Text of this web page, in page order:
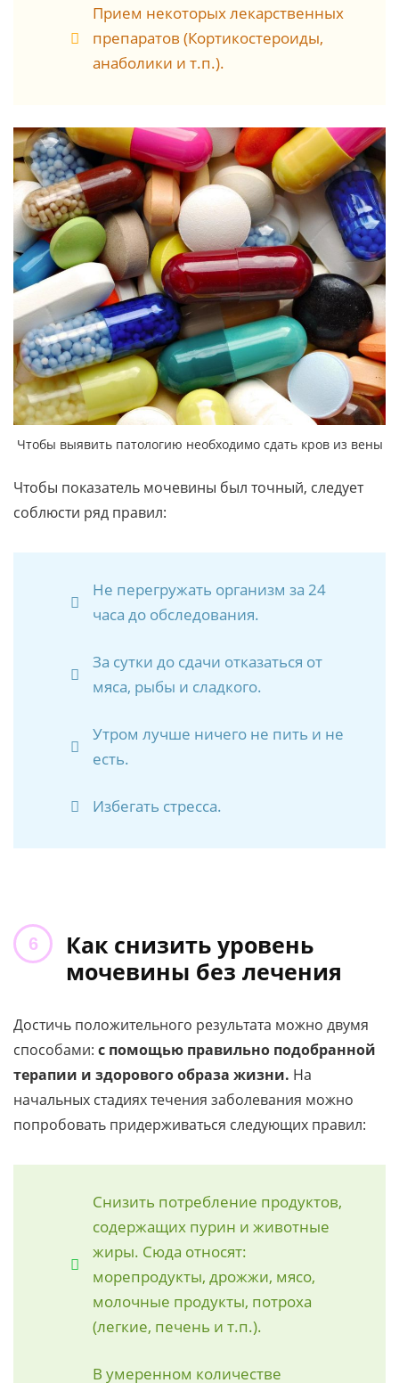
Прием некоторых лекарственных
препаратов (Кортикостероиды,
анаболики и т.п.).
Чтобы выявить патологию необходимо сдать кров из вены
Чтобы показатель мочевины был точный, следует
соблюсти ряд правил:
Не перегружать организм за 24
часа до обследования.
За сутки до сдачи отказаться от
мяса, рыбы и сладкого.
Утром лучше ничего не пить и не
есть.
Избегать стресса.
Как снизить уровень
мочевины без лечения
Достичь положительного результата можно двумя
способами: с помощью правильно подобранной
терапии и здорового образа жизни. На
начальных стадиях течения заболевания можно
попробовать придерживаться следующих правил:
Снизить потребление продуктов,
содержащих пурин и животные
жиры. Сюда относят:
морепродукты, дрожжи, мясо,
молочные продукты, потроха
(легкие, печень и т.п.).
В умеренном количестве